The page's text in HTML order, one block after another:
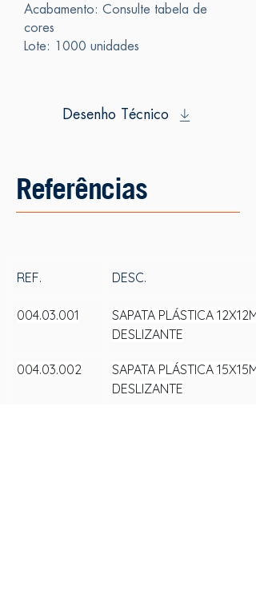
Acabamento: Consulte tabela de
cores
Lote: 1000 unidades
Desenho Técnico
Referências
REF. DESC.
004.03.001
SAPATA PLÁSTICA
DESLIZANTE
004.03.002
SAPATA PLÁSTICA
DESLIZANTE